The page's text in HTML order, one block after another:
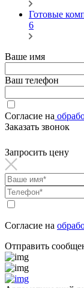
Готовые
6
Ваше имя
Ваш телефон
Согласие на
Заказать звонок
Запросить цену
Согласие на
Отправить